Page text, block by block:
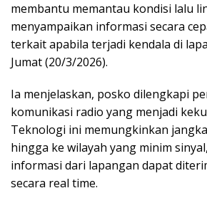
membantu memantau kondisi lalu
menyampaikan informasi secara
terkait apabila terjadi kendala di
Jumat (20/3/2026).
Ia menjelaskan, posko dilengkapi
komunikasi radio yang menjadi
Teknologi ini memungkinkan
hingga ke wilayah yang minim
informasi dari lapangan dapat
secara real time.